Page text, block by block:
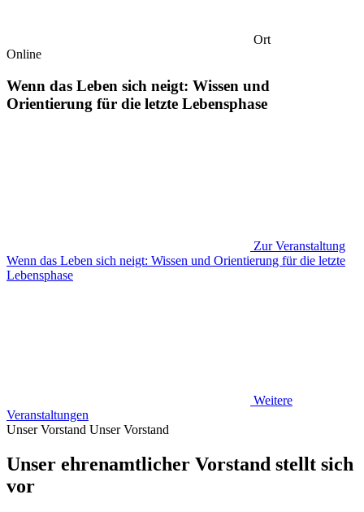
Ort
Online
Wenn das Leben sich neigt: Wissen und
Orientierung für die letzte Lebensphase
Zur Veranstaltung
Wenn das Leben sich neigt: Wissen und Orientierung für die letzte
Lebensphase
Weitere
Veranstaltungen
Unser Vorstand Unser Vorstand
Unser ehrenamtlicher Vorstand stellt sich
vor